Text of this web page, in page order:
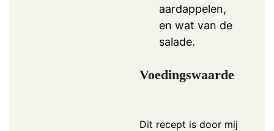
aardappelen,
en wat van de
salade.
Voedingswaarde
Dit recept is door mij